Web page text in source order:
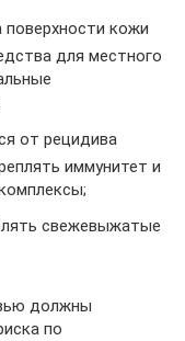
кожи
для местного
от рецидива
иммунитет и
свежевыжатые
должны
по